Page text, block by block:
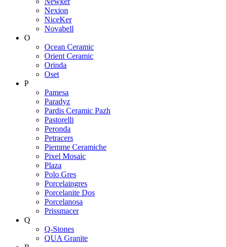
Nexion
NiceKer
Novabell
O
Ocean Ceramic
Orient Ceramic
Orinda
Oset
P
Pamesa
Paradyz
Pardis Ceramic Pazh
Pastorelli
Peronda
Petracers
Piemme Ceramiche
Pixel Mosaic
Plaza
Polo Gres
Porcelaingres
Porcelanite Dos
Porcelanosa
Prissmacer
Q
Q-Stones
QUA Granite